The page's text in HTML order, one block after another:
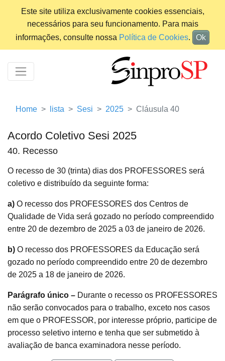
Este site utiliza exclusivamente cookies essenciais,
necessários para seu funcionamento. Para mais
informações, consulte nossa Política de Cookies. Ok
Home lista Sesi 2025 Cláusula 40
Acordo Coletivo Sesi 2025
40. Recesso
O recesso de 30 (trinta) dias dos PROFESSORES será
coletivo e distribuído da seguinte forma:
a) O recesso dos PROFESSORES dos Centros de
Qualidade de Vida será gozado no período compreendido
entre 20 de dezembro de 2025 a 03 de janeiro de 2026.
b) O recesso dos PROFESSORES da Educação será
gozado no período compreendido entre 20 de dezembro
de 2025 a 18 de janeiro de 2026.
Parágrafo único – Durante o recesso os PROFESSORES
não serão convocados para o trabalho, exceto nos casos
em que o PROFESSOR, por interesse próprio, participe de
processo seletivo interno e tenha que ser submetido à
avaliação de banca examinadora nesse período.